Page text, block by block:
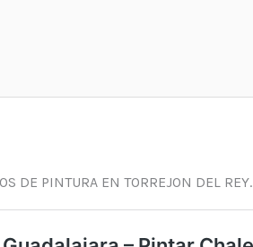
DE PINTURA EN TORREJON DEL REY.